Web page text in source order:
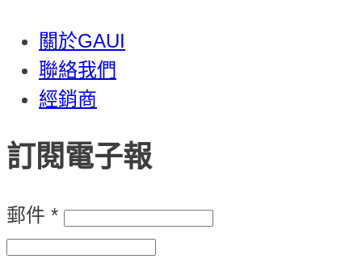
關於GAUI
聯絡我們
經銷商
訂閱電子報
郵件 *